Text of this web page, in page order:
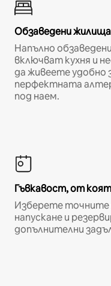
Обзаведени
Напълно
включват кухня и
да живеете удобно
перфектната
под наем.
Гъвкавост, от
Изберете точните
напускане и
допълнителни